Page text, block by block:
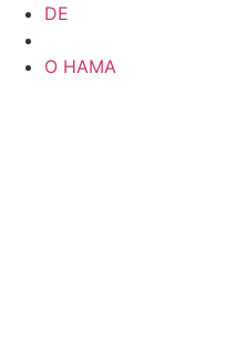
DE
О НАМА